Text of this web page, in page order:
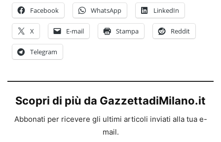
Facebook WhatsApp LinkedIn
X E-mail Stampa Reddit
Telegram
Scopri di più da GazzettadiMilano.it
Abbonati per ricevere gli ultimi articoli inviati alla tua e-
mail.